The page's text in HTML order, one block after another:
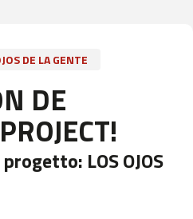
DE LA GENTE
DE
LOS OJOS